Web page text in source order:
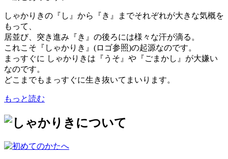
しゃかりきの『し』から『き』までそれぞれが大きな気概を
もって、
居並び、突き進み『き』の後ろには様々な汗が滴る。
これこそ『しゃかりき』(ロゴ参照)の起源なのです。
まっすぐに しゃかりきは『うそ』や『ごまかし』が大嫌い
なのです。
どこまでもまっすぐに生き抜いてまいります。
もっと読む